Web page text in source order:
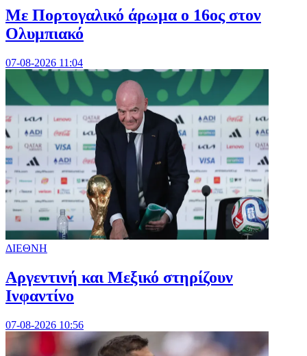
Με Πορτογαλικό άρωμα ο 16ος στον
Ολυμπιακό
07-08-2026 11:04
ΔΙΕΘΝΗ
Αργεντινή και Μεξικό στηρίζουν
Ινφαντίνο
07-08-2026 10:56